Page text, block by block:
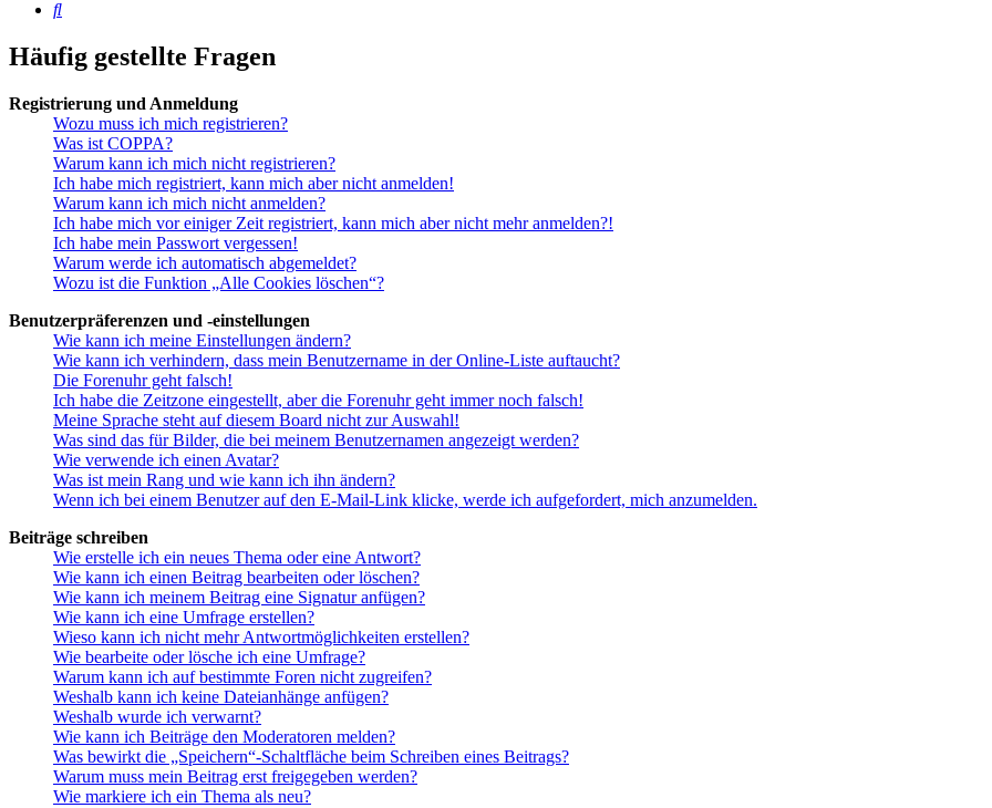
Suche
Häufig gestellte Fragen
Registrierung und Anmeldung
Wozu muss ich mich registrieren?
Was ist COPPA?
Warum kann ich mich nicht registrieren?
Ich habe mich registriert, kann mich aber nicht anmelden!
Warum kann ich mich nicht anmelden?
Ich habe mich vor einiger Zeit registriert, kann mich aber nicht mehr anmelden?!
Ich habe mein Passwort vergessen!
Warum werde ich automatisch abgemeldet?
Wozu ist die Funktion „Alle Cookies löschen“?
Benutzerpräferenzen und -einstellungen
Wie kann ich meine Einstellungen ändern?
Wie kann ich verhindern, dass mein Benutzername in der Online-Liste auftaucht?
Die Forenuhr geht falsch!
Ich habe die Zeitzone eingestellt, aber die Forenuhr geht immer noch falsch!
Meine Sprache steht auf diesem Board nicht zur Auswahl!
Was sind das für Bilder, die bei meinem Benutzernamen angezeigt werden?
Wie verwende ich einen Avatar?
Was ist mein Rang und wie kann ich ihn ändern?
Wenn ich bei einem Benutzer auf den E-Mail-Link klicke, werde ich aufgefordert, mich anzumelden.
Beiträge schreiben
Wie erstelle ich ein neues Thema oder eine Antwort?
Wie kann ich einen Beitrag bearbeiten oder löschen?
Wie kann ich meinem Beitrag eine Signatur anfügen?
Wie kann ich eine Umfrage erstellen?
Wieso kann ich nicht mehr Antwortmöglichkeiten erstellen?
Wie bearbeite oder lösche ich eine Umfrage?
Warum kann ich auf bestimmte Foren nicht zugreifen?
Weshalb kann ich keine Dateianhänge anfügen?
Weshalb wurde ich verwarnt?
Wie kann ich Beiträge den Moderatoren melden?
Was bewirkt die „Speichern“-Schaltfläche beim Schreiben eines Beitrags?
Warum muss mein Beitrag erst freigegeben werden?
Wie markiere ich ein Thema als neu?